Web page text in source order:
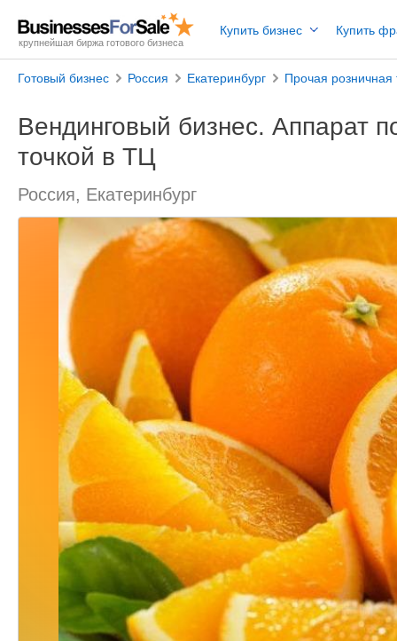
крупнейшая биржа готового бизнеса
Купить бизнес Купить
Готовый бизнес Россия Екатеринбург Прочая розничная
Вендинговый бизнес. Аппарат
точкой в ТЦ
Россия, Екатеринбург